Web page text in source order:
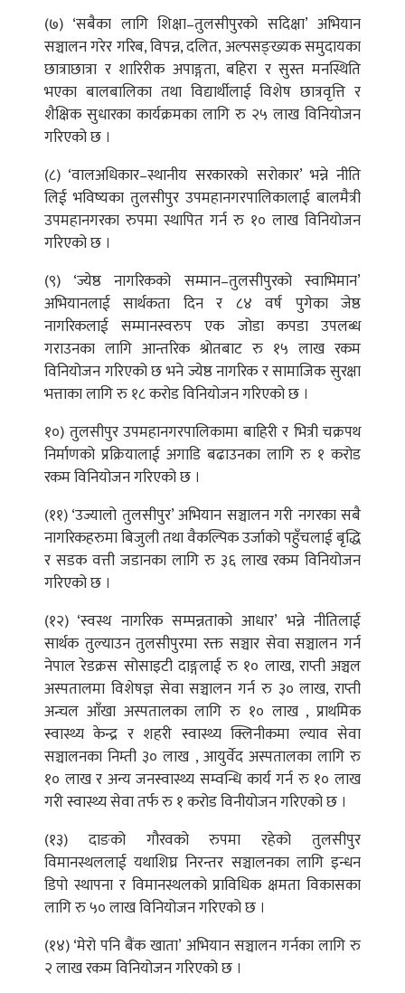
(७) ‘सबैका लागि शिक्षा–तुलसीपुरको सदिक्षा’ अभियान
सञ्चालन गरेर गरिब, विपन्न, दलित, अल्पसङ्ख्यक समुदायका
छात्राछात्रा र शारिरीक अपाङ्गता, बहिरा र सुस्त मनस्थिति
भएका बालबालिका तथा विद्यार्थीलाई विशेष छात्रवृत्ति र
शैक्षिक सुधारका कार्यक्रमका लागि रु २५ लाख विनियोजन
गरिएको छ ।
(८) ‘वालअधिकार–स्थानीय सरकारको सरोकार’ भन्ने नीति
लिई भविष्यका तुलसीपुर उपमहानगरपालिकालाई बालमैत्री
उपमहानगरका रुपमा स्थापित गर्न रु १० लाख विनियोजन
गरिएको छ ।
(९) ‘ज्येष्ठ नागरिकको सम्मान–तुलसीपुरको स्वाभिमान’
अभियानलाई सार्थकता दिन र ८४ वर्ष पुगेका जेष्ठ
नागरिकलाई सम्मानस्वरुप एक जोडा कपडा उपलब्ध
गराउनका लागि आन्तरिक श्रोतबाट रु १५ लाख रकम
विनियोजन गरिएको छ भने ज्येष्ठ नागरिक र सामाजिक सुरक्षा
भत्ताका लागि रु १८ करोड विनियोजन गरिएको छ ।
१०) तुलसीपुर उपमहानगरपालिकामा बाहिरी र भित्री चक्रपथ
निर्माणको प्रक्रियालाई अगाडि बढाउनका लागि रु १ करोड
रकम विनियोजन गरिएको छ ।
(११) ‘उज्यालो तुलसीपुर’ अभियान सञ्चालन गरी नगरका सबै
नागरिकहरुमा बिजुली तथा वैकल्पिक उर्जाको पहुँचलाई बृद्धि
र सडक वत्ती जडानका लागि रु ३६ लाख रकम विनियोजन
गरिएको छ ।
(१२) ‘स्वस्थ नागरिक सम्पन्नताको आधार’ भन्ने नीतिलाई
सार्थक तुल्याउन तुलसीपुरमा रक्त सञ्चार सेवा सञ्चालन गर्न
नेपाल रेडक्रस सोसाइटी दाङ्गलाई रु १० लाख, राप्ती अञ्चल
अस्पतालमा विशेषज्ञ सेवा सञ्चालन गर्न रु ३० लाख, राप्ती
अन्चल आँखा अस्पतालका लागि रु १० लाख , प्राथमिक
स्वास्थ्य केन्द्र र शहरी स्वास्थ्य क्लिनीकमा ल्याव सेवा
सञ्चालनका निम्ती ३० लाख , आयुर्वेद अस्पतालका लागि रु
१० लाख र अन्य जनस्वास्थ्य सम्वन्धि कार्य गर्न रु १० लाख
गरी स्वास्थ्य सेवा तर्फ रु १ करोड विनीयोजन गरिएको छ ।
(१३) दाङको गौरवको रुपमा रहेको तुलसीपुर
विमानस्थललाई यथाशिघ्र निरन्तर सञ्चालनका लागि इन्धन
डिपो स्थापना र विमानस्थलको प्राविधिक क्षमता विकासका
लागि रु ५० लाख विनियोजन गरिएको छ ।
(१४) ‘मेरो पनि बैंक खाता’ अभियान सञ्चालन गर्नका लागि रु
२ लाख रकम विनियोजन गरिएको छ ।